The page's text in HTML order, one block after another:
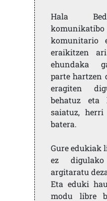
Hala
komunitario
eraikitzen
ehundaka
parte hartzen
eragiten
behatuz eta
saiatuz, herri
batera.
Gure edukiak
ez
argitaratu
Eta eduki
modu libre